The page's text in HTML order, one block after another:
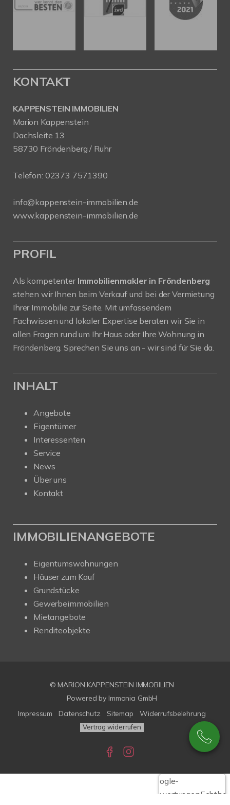
KONTAKT
KAPPENSTEIN IMMOBILIEN
Marion Kappenstein
Dachsleite 13
58730 Fröndenberg / Ruhr
Telefon: 02373 7571390
info@kappenstein-immobilien.de
www.kappenstein-immobilien.de
PROFIL
Als kompetenter Immobilienmakler in Fröndenberg
stehen wir Ihnen beim Verkauf und bei der Vermietung
Ihrer Immobilie zur Seite. Mit umfassendem
Fachwissen und lokaler Expertise beraten wir Sie in
allen Fragen rund um Ihr Haus oder Ihre Wohnung in
Fröndenberg. Sprechen Sie uns an - wir sind für Sie da.
INHALT
Angebote
Eigentümer
Interessenten
Service
News
Über uns
Kontakt
IMMOBILIENANGEBOTE
Eigentumswohnungen
Häuser zum Kauf
Grundstücke
Gewerbeimmobilien
Mietangebote
Renditeobjekte
© MARION KAPPENSTEIN IMMOBILIEN
Powered by Immonia GmbH
Impressum
Datenschutz Sitemap Widerrufsbelehrung
Vertrag widerrufen
Google-
Bewertungen